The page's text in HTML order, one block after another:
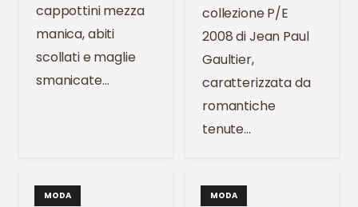
cappottini mezza
manica, abiti
scollati e maglie
smanicate…
collezione P/E
2008 di Jean Paul
Gaultier,
caratterizzata da
romantiche
tenute…
MODA MODA